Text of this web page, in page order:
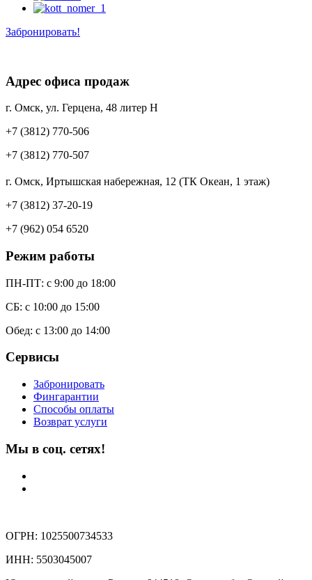
Забронировать!
Адрес офиса продаж
г. Омск, ул. Герцена, 48 литер Н
+7 (3812) 770-506
+7 (3812) 770-507
г. Омск, Иртышская набережная, 12 (ТК Океан, 1 этаж)
+7 (3812) 37-20-19
+7 (962) 054 6520
Режим работы
ПН-ПТ: c 9:00 до 18:00
СБ: с 10:00 до 15:00
Обед: с 13:00 до 14:00
Сервисы
Забронировать
Фингарантии
Способы оплаты
Возврат услуги
Мы в соц. сетях!
ОГРН: 1025500734533
ИНН: 5503045007